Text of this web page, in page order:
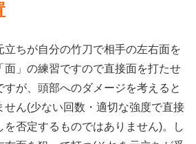
ちが自分の竹刀で相手の左右面を
面」の練習ですので直接面を打たせ
すが、頭部へのダメージを考えると
せん(少ない回数・適切な強度で直接
を否定するものではありません)。し